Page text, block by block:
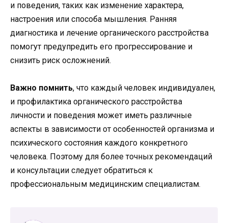
и поведения, таких как изменение характера,
настроения или способа мышления. Ранняя
диагностика и лечение органического расстройства
помогут предупредить его прогрессирование и
снизить риск осложнений.
Важно помнить, что каждый человек индивидуален,
и профилактика органического расстройства
личности и поведения может иметь различные
аспекты в зависимости от особенностей организма и
психического состояния каждого конкретного
человека. Поэтому для более точных рекомендаций
и консультации следует обратиться к
профессиональным медицинским специалистам.